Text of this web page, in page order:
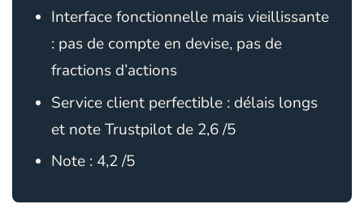
Interface fonctionnelle mais vieillissante
: pas de compte en devise, pas de
fractions d’actions
Service client perfectible : délais longs
et note Trustpilot de 2,6 /5
Note : 4,2 /5